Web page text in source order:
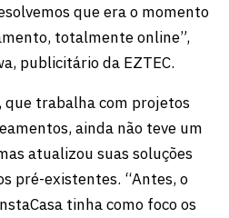
que era o momento
totalmente online”,
publicitário da EZTEC.
trabalha com projetos
ainda não teve um
atualizou suas soluções
pré-existentes. “Antes, o
tinha como foco os